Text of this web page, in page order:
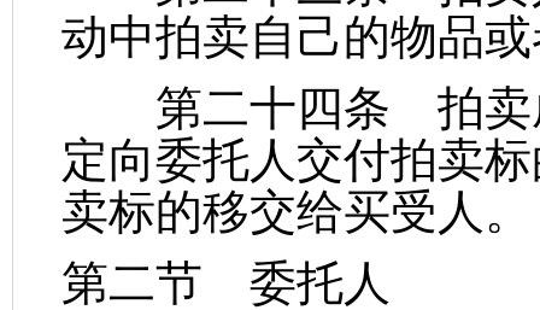
动中拍卖自己的物品
第二十四条 拍卖
定向委托人交付拍卖
卖标的移交给买受人。
第二节 委托人